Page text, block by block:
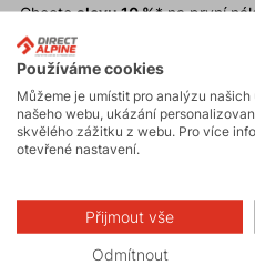
Chceteslevu 10 %* na první
shop.
Slevu nelze uplatnit
* Sleva je podmíněna
Funkční čepice
pod helmu pro široké
horských aktivit jako
Používáme cookies
Můžeme je umístit pro analýzu
našeho webu, ukázání
skvělého zážitku z webu. Pro více
otevřené nastavení.
Přijmout vše
Odmítnout